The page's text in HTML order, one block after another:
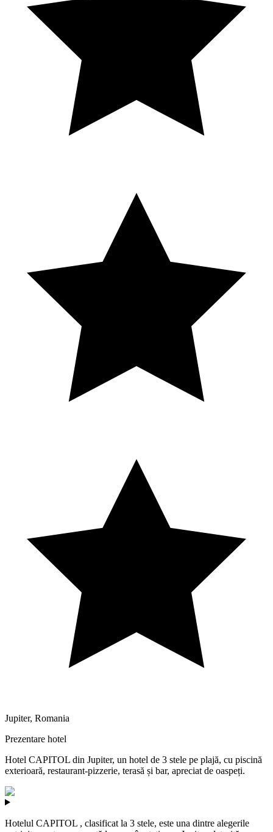
Jupiter, Romania
Prezentare hotel
Hotel CAPITOL din Jupiter, un hotel de 3 stele pe plajă, cu piscină
exterioară, restaurant-pizzerie, terasă și bar, apreciat de oaspeți.
Hotelul CAPITOL , clasificat la 3 stele, este una dintre alegerile